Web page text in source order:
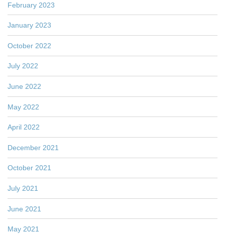
February 2023
January 2023
October 2022
July 2022
June 2022
May 2022
April 2022
December 2021
October 2021
July 2021
June 2021
May 2021